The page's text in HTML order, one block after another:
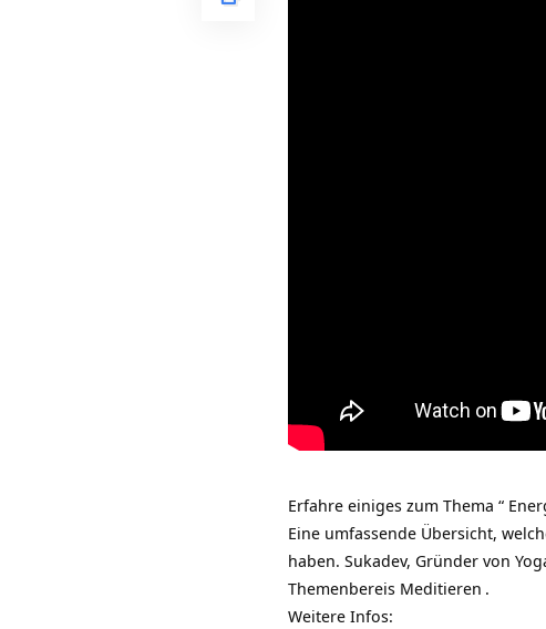
Erfahre einiges zum Thema “
Eine umfassende Übersicht,
haben. Sukadev, Gründer von
Themenbereis Meditieren .
Weitere Infos: